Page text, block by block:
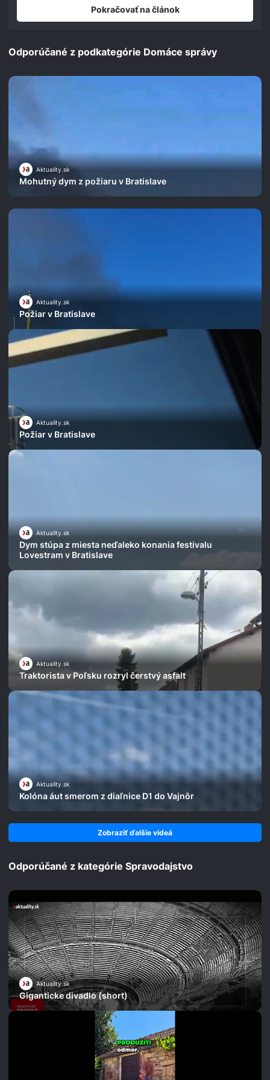
Pokračovať na článok
Odporúčané z podkategórie Domáce správy
Aktuality.sk
Mohutný dym z požiaru v Bratislave
Aktuality.sk
Požiar v Bratislave
Aktuality.sk
Požiar v Bratislave
Aktuality.sk
Dym stúpa z miesta neďaleko konania festivalu
Lovestram v Bratislave
Aktuality.sk
Traktorista v Poľsku rozryl čerstvý asfalt
Aktuality.sk
Kolóna áut smerom z diaľnice D1 do Vajnôr
Zobraziť ďalšie videá
Odporúčané z kategórie Spravodajstvo
Aktuality.sk
Giganticke divadlo (short)